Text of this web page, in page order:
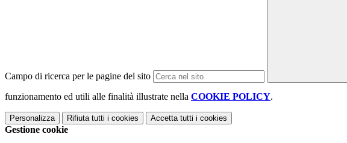
Campo di ricerca per le pagine del sito
funzionamento ed utili alle finalità illustrate nella COOKIE POLICY.
Personalizza Rifiuta tutti i cookies Accetta tutti i cookies
Gestione cookie